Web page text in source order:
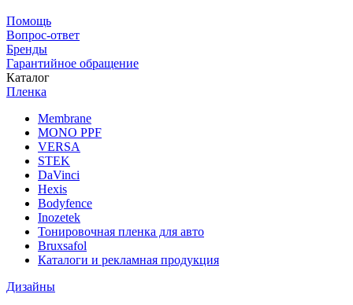
Помощь
Вопрос-ответ
Бренды
Гарантийное обращение
Каталог
Пленка
Membrane
MONO PPF
VERSA
STEK
DaVinci
Hexis
Bodyfence
Inozetek
Тонировочная пленка для авто
Bruxsafol
Каталоги и рекламная продукция
Дизайны